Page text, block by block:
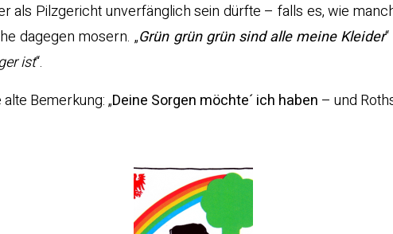
als Pilzgericht unverfänglich sein dürfte – falls es, wie
dagegen mosern. „Grün grün grün sind alle meine Kleider
ist“.
Bemerkung: „Deine Sorgen möchte´ ich haben – und